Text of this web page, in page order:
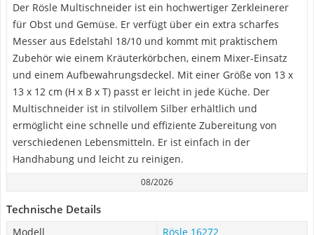
Der Rösle Multischneider ist ein hochwertiger Zerkleinerer
für Obst und Gemüse. Er verfügt über ein extra scharfes
Messer aus Edelstahl 18/10 und kommt mit praktischem
Zubehör wie einem Kräuterkörbchen, einem Mixer-Einsatz
und einem Aufbewahrungsdeckel. Mit einer Größe von 13 x
13 x 12 cm (H x B x T) passt er leicht in jede Küche. Der
Multischneider ist in stilvollem Silber erhältlich und
ermöglicht eine schnelle und effiziente Zubereitung von
verschiedenen Lebensmitteln. Er ist einfach in der
Handhabung und leicht zu reinigen.
08/2026
Technische Details
Modell Rösle ‎16272